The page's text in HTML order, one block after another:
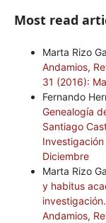
Most read
Marta Rizo
Andamios,
31 (2016):
Fernando
Genealogía
Santiago
Diciembre
Marta Rizo
y habitus
Andamios,